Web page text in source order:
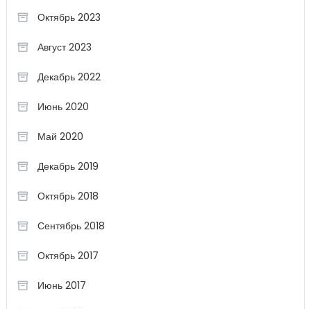
Октябрь 2023
Август 2023
Декабрь 2022
Июнь 2020
Май 2020
Декабрь 2019
Октябрь 2018
Сентябрь 2018
Октябрь 2017
Июнь 2017